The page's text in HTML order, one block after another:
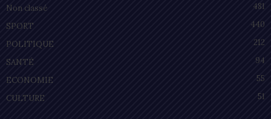
Non classé
481
SPORT
440
POLITIQUE
212
SANTÉ
94
ECONOMIE
55
CULTURE
51